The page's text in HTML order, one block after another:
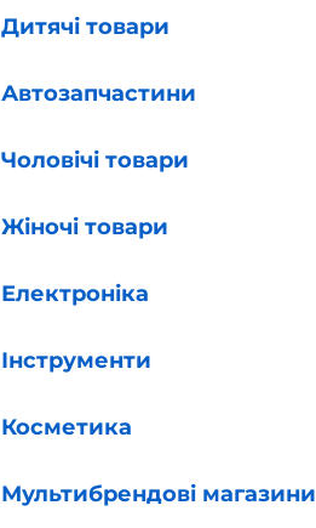
Дитячі товари
Автозапчастини
Чоловічі товари
Жіночі товари
Електроніка
Інструменти
Косметика
Мультибрендові магазини